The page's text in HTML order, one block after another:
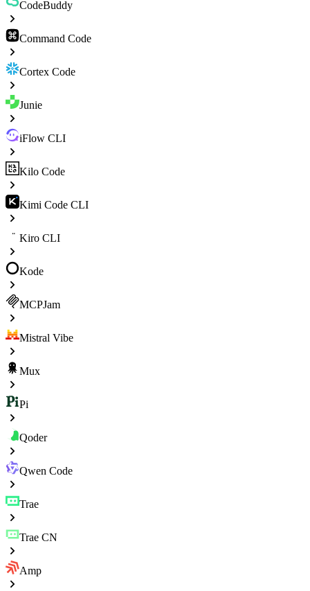
CodeBuddy
Command Code
Cortex Code
Junie
iFlow CLI
Kilo Code
Kimi Code CLI
Kiro CLI
Kode
MCPJam
Mistral Vibe
Mux
Pi
Qoder
Qwen Code
Trae
Trae CN
Amp